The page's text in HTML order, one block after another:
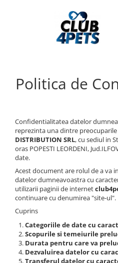
Recompense
Hrana umeda
Igiena&Cosmetica
Politica de
Confidentialitatea datelor
reprezinta una dintre
DISTRIBUTION SRL, cu sediul in
oras POPESTI LEORDENI,
date.
Acest document are rolul de a va
datelor dumneavoastra cu
utilizarii paginii de internet
continuare cu denumirea "site-ul".
Cuprins
Categoriile de date cu
Scopurile si temeiurile
Durata pentru care va
Dezvaluirea datelor cu
Transferul datelor cu